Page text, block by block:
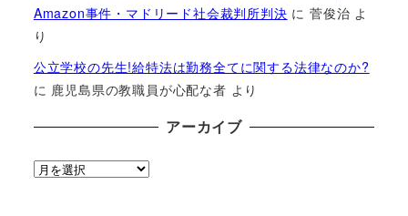
Amazon事件・マドリード社会裁判所判決 に菅俊治 よ
り
公立学校の先生!給特法は勤務全てに関する法律なのか?
に 鹿児島県の教職員が心配な者 より
アーカイブ
ア